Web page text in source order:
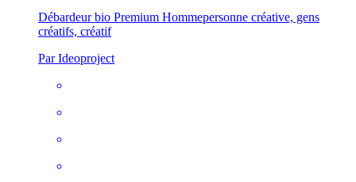
Débardeur bio Premium Hommepersonne créative, gens
créatifs, créatif
Par Ideoproject